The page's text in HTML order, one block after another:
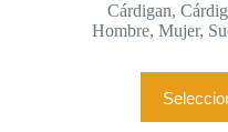
Cárdigan,
Hombre,Mujer,